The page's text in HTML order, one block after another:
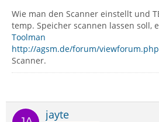
Wie man den Scanner einstellt und
temp. Speicher scannen lassen soll,
Toolman
http://agsm.de/forum/
Scanner.
jayte